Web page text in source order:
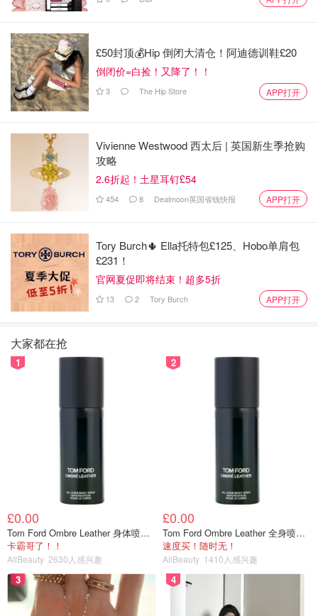
“水晶面包”于2004年在巴塞罗那发明，由西班牙烘焙师乔迪·
法”，于是“决定创造
这种面包内部呈中空蜂窝状， 拥有大而不规则的气孔。
非常稀疏，在某些地方几乎是透明的。外皮薄脆酥香，质地
脆弱，像水晶一样容易碎裂
如今，“水晶面包”几乎在西班牙的每一家咖啡馆、餐厅和小
吃店都能找到。在超市连锁店Mercadona的网站上，你可以
用1.30欧元买到四个大号“玻璃面包”卷
那么，究竟是什么让玛莎百货的“水晶面包”如此昂贵？也许
家销售它的高街零售商。
烘焙专家朱丽叶·希尔补充说，由于
其高含水量，这是一种
不容易制作的面包。“有些‘pan de cristal’的含水量可高达
100%，这使得面团非常湿润、黏稠，难以操作。它必须由
这款面包在西班牙由传统烘焙师制作，使用两种面粉，以及
水、酵母、盐、特级初榨橄榄油和麸质。
消费者还可以选择烟熏奶酪番茄味或马苏里拉奶酪塞拉诺火
腿味的版本，两种都售价4英镑。这些包装只含一片面包
而且热量很高：每片加料面包含有多达306卡路里；而普通
原味面包每片201卡路里。
£50封顶💰Hip 倒闭大清仓！阿迪德训鞋£20
倒闭价=白捡！又降了！！
3 The Hip Store APP打开
Vivienne Westwood 西太后 | 英国新生季抢购
攻略
2.6折起！土星耳钉£54
454 8 Dealmoon英国省钱快报 APP打开
Tory Burch🌵 Ella托特包£125、Hobo单肩包
£231！
官网夏促即将结束！超多5折
13 2 Tory Burch APP打开
大家都在抢
1
£0.00
Tom Ford Ombre Leather 身体喷雾 150ml
卡霸哥了！！
AllBeauty 2630人感兴趣
2
£0.00
Tom Ford Ombre Leather 全身喷雾 150ml
速度买！随时无！
AllBeauty 1410人感兴趣
3 4